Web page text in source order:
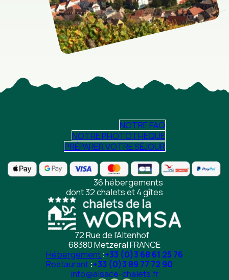
NOTRE FAQ
NOTRE PHOTOTHÈQUE
PRÉPARER VOTRE SÉJOUR
36 hébergements
dont 32 chalets et 4 gîtes
72 Rue de l’Altenhof
68380 Metzeral FRANCE
Hébergement:+33 (0)3 68 61 25 76
Restaurant :+33 (0)3 89 77 72 90
info@alsace-chalets.fr